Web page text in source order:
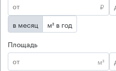
₽
в месяц
м² в год
Площадь
м²